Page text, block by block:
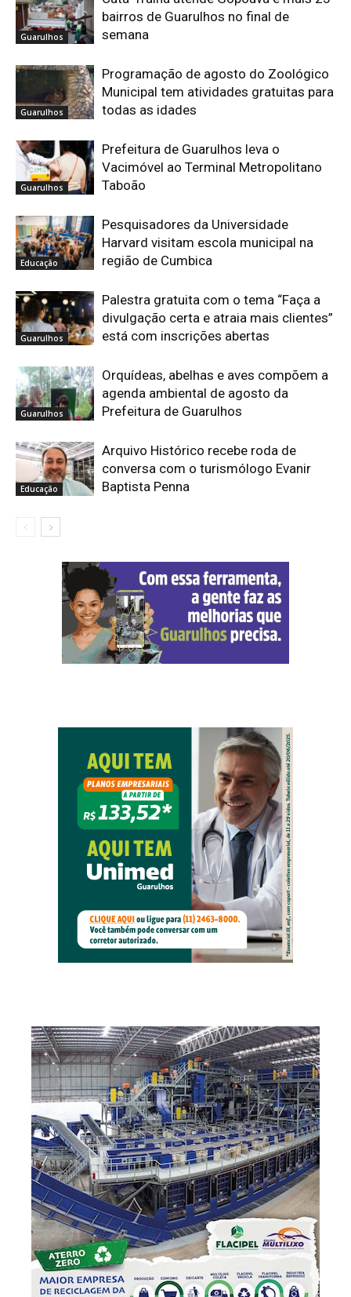
Guarulhos
bairros de Guarulhos no final de
semana
Guarulhos
Programação de agosto do Zoológico
Municipal tem atividades gratuitas para
todas as idades
Guarulhos
Prefeitura de Guarulhos leva o
Vacimóvel ao Terminal Metropolitano
Taboão
Educação
Pesquisadores da Universidade
Harvard visitam escola municipal na
região de Cumbica
Guarulhos
Palestra gratuita com o tema “Faça a
divulgação certa e atraia mais clientes”
está com inscrições abertas
Guarulhos
Orquídeas, abelhas e aves compõem a
agenda ambiental de agosto da
Prefeitura de Guarulhos
Educação
Arquivo Histórico recebe roda de
conversa com o turismólogo Evanir
Baptista Penna